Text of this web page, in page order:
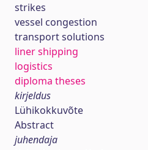
strikes
vessel congestion
transport solutions
liner shipping
logistics
diploma theses
kirjeldus
Lühikokkuvõte
Abstract
juhendaja